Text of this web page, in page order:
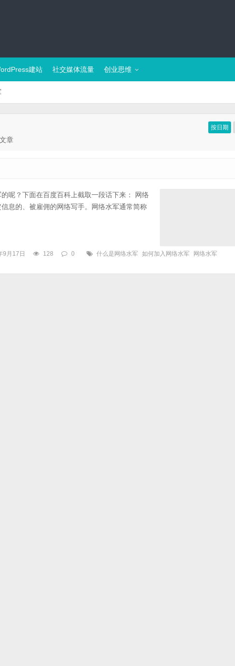
建站 社交媒体流量 创业思维
按日期
章
呢？下面在百度百科上截取一段话下来： 网络
息的、被雇佣的网络写手。网络水军通常简称
9月17日 128 0 什么是网络水军 如何加入网络水军 网络水军